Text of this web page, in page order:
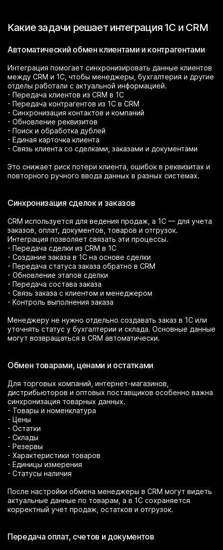
Какие задачи решает интеграция 1С и CRM
Автоматический обмен клиентами и контрагентами
Интеграция помогает синхронизировать данные клиентов
между CRM и 1С, чтобы менеджеры, бухгалтерия и другие
отделы работали с актуальной информацией.
- Передача клиентов из CRM в 1С
- Передача контрагентов из 1С в CRM
- Синхронизация контактов и компаний
- Обновление реквизитов
- Поиск и обработка дублей
- Единая карточка клиента
- Связь клиента со сделками, заказами и документами
Это снижает риск потери клиента, ошибок в реквизитах и
повторного ручного ввода данных в разных системах.
Синхронизация сделок и заказов
CRM используется для ведения продаж, а 1С — для учета
заказов, оплат, документов, товаров и отгрузок.
Интеграция позволяет связать эти процессы.
- Передача сделки из CRM в 1С
- Создание заказа в 1С на основе сделки
- Передача статуса заказа обратно в CRM
- Обновление этапов сделки
- Передача состава заказа
- Связь заказа с клиентом и менеджером
- Контроль выполнения заказа
Менеджеру не нужно отдельно создавать заказ в 1С или
уточнять статус у бухгалтерии и склада. Основные данные
могут возвращаться в CRM автоматически.
Обмен товарами, ценами и остатками
Для торговых компаний, интернет-магазинов,
дистрибьюторов и оптовых поставщиков особенно важна
синхронизация товарных данных.
- Товары и номенклатура
- Цены
- Остатки
- Склады
- Резервы
- Характеристики товаров
- Единицы измерения
- Статусы наличия
После настройки обмена менеджеры в CRM могут видеть
актуальные данные по товарам, а в 1С сохраняется
корректный учет продаж, остатков и отгрузок.
Передача оплат, счетов и документов